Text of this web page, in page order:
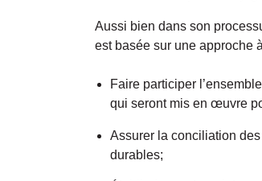
Aussi bien dans son
est basée sur une approche
Faire participer
qui seront mis en œuvre
Assurer la conciliation
durables;